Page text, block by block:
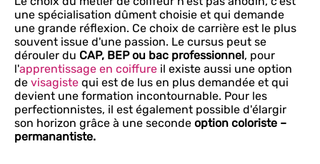
une spécialisation dûment choisie et qui demande
une grande réflexion. Ce choix de carrière est le plus
souvent issue d'une passion. Le cursus peut se
dérouler du CAP, BEP ou bac professionnel, pour
l'apprentissage en coiffure il existe aussi une option
de visagiste qui est de lus en plus demandée et qui
devient une formation incontournable. Pour les
perfectionnistes, il est également possible d'élargir
son horizon grâce à une seconde option coloriste –
permanantiste.